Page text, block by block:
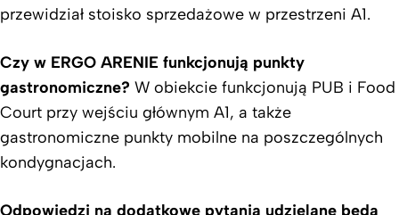
przewidział stoisko sprzedażowe w przestrzeni A1.
Czy w ERGO ARENIE funkcjonują punkty
gastronomiczne? W obiekcie funkcjonują PUB i Food
Court przy wejściu głównym A1, a także
gastronomiczne punkty mobilne na poszczególnych
kondygnacjach.
Odpowiedzi na dodatkowe pytania udzielane będą